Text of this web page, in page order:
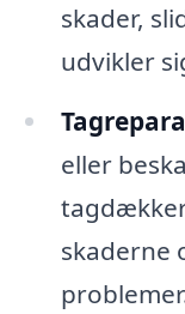
skader,
udvikler
eller
skaderne